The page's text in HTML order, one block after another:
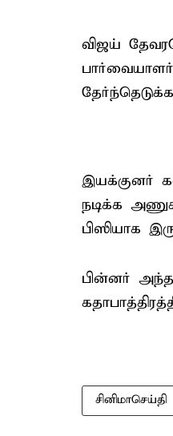
விஜய்
இயக்குனர்
நடிக்க
பிஸியாக
பின்னர் அந்த
சினிமாசெய்தி